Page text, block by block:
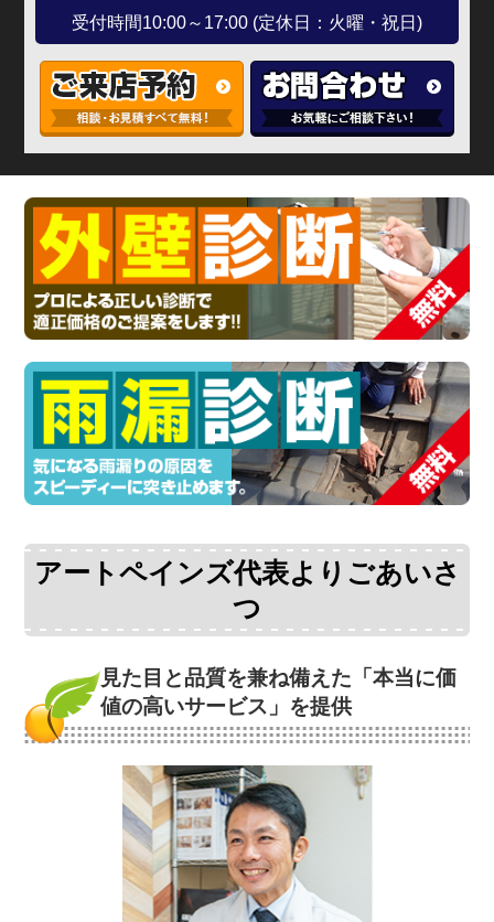
受付時間10:00～17:00 (定休日：火曜・祝日)
アートペインズ代表よりごあいさ
つ
見た目と品質を兼ね備えた 「本当に価
値の高いサービス」を提供